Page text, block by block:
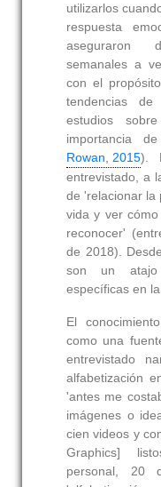
utilizarlos
respuesta
aseguraron
semanales a
con el
tendencias
estudios
importancia
Rowan, 2015).
entrevistado, a
de 'relacionar la
vida y ver
reconocer'
de 2018).
son un atajo
específicas en la
El
como una
entrevistado
alfabetización
'antes me
imágenes o
cien videos y
Graphics]
personal, 20